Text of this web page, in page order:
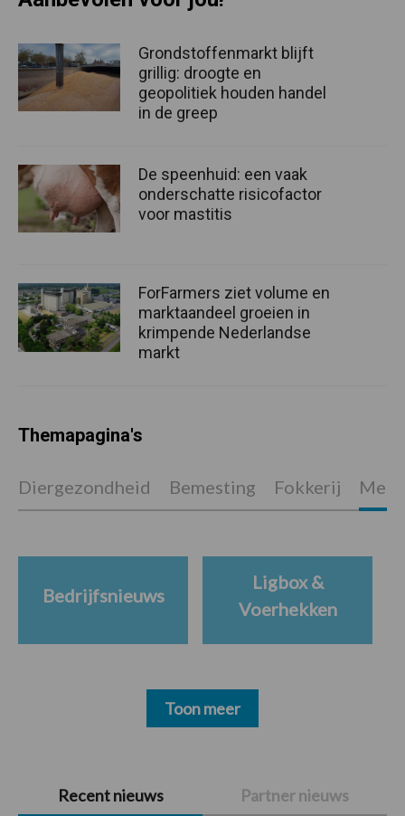
PrimaireRecent nieuws Partner nieuws
Grondstoffenmarkt blijft
grillig: droogte en
geopolitiek houden handel
in de greep
De speenhuid: een vaak
onderschatte risicofactor
voor mastitis
ForFarmers ziet volume en
marktaandeel groeien in
krimpende Nederlandse
markt
Themapagina's
Diergezondheid Bemesting Fokkerij
Bedrijfsnieuws
Ligbox &
Voerhekken
Toon meer